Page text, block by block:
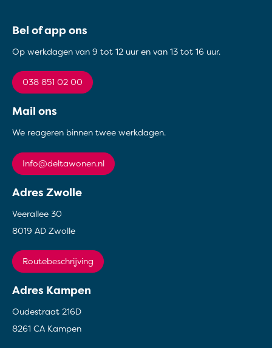
Contactinformatie
Bel of app ons
Op werkdagen van 9 tot 12 uur en van 13 tot 16 uur.
038 851 02 00
Mail ons
We reageren binnen twee werkdagen.
info@deltawonen.nl
Adres Zwolle
Veerallee 30
8019 AD Zwolle
Routebeschrijving
Adres Kampen
Oudestraat 216D
8261 CA Kampen